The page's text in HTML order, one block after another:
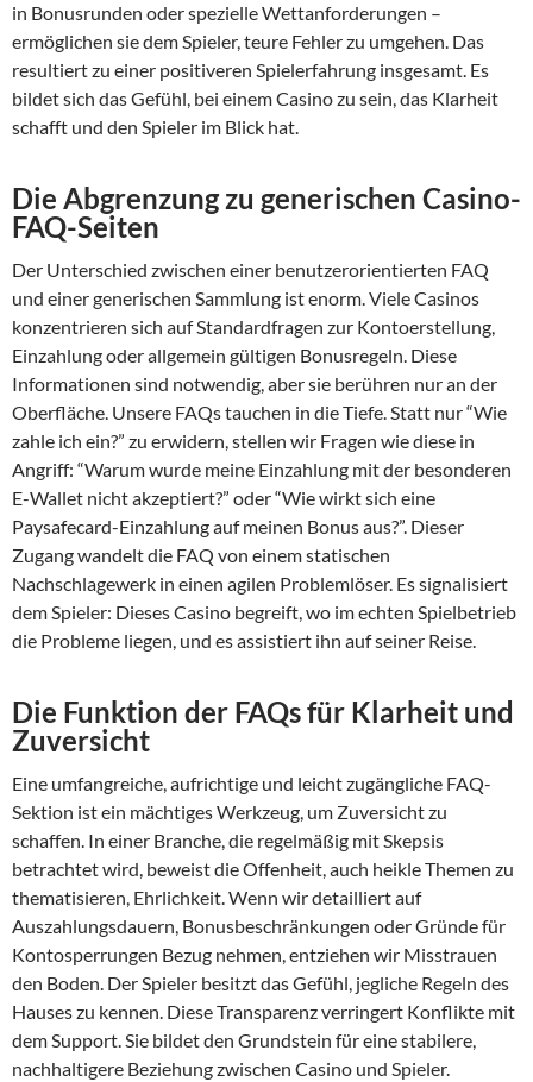
in Bonusrunden oder spezielle Wettanforderungen –
ermöglichen sie dem Spieler, teure Fehler zu umgehen. Das
resultiert zu einer positiveren Spielerfahrung insgesamt. Es
bildet sich das Gefühl, bei einem Casino zu sein, das Klarheit
schafft und den Spieler im Blick hat.
Die Abgrenzung zu generischen Casino-
FAQ-Seiten
Der Unterschied zwischen einer benutzerorientierten FAQ
und einer generischen Sammlung ist enorm. Viele Casinos
konzentrieren sich auf Standardfragen zur Kontoerstellung,
Einzahlung oder allgemein gültigen Bonusregeln. Diese
Informationen sind notwendig, aber sie berühren nur an der
Oberfläche. Unsere FAQs tauchen in die Tiefe. Statt nur “Wie
zahle ich ein?” zu erwidern, stellen wir Fragen wie diese in
Angriff: “Warum wurde meine Einzahlung mit der besonderen
E-Wallet nicht akzeptiert?” oder “Wie wirkt sich eine
Paysafecard-Einzahlung auf meinen Bonus aus?”. Dieser
Zugang wandelt die FAQ von einem statischen
Nachschlagewerk in einen agilen Problemlöser. Es signalisiert
dem Spieler: Dieses Casino begreift, wo im echten Spielbetrieb
die Probleme liegen, und es assistiert ihn auf seiner Reise.
Die Funktion der FAQs für Klarheit und
Zuversicht
Eine umfangreiche, aufrichtige und leicht zugängliche FAQ-
Sektion ist ein mächtiges Werkzeug, um Zuversicht zu
schaffen. In einer Branche, die regelmäßig mit Skepsis
betrachtet wird, beweist die Offenheit, auch heikle Themen zu
thematisieren, Ehrlichkeit. Wenn wir detailliert auf
Auszahlungsdauern, Bonusbeschränkungen oder Gründe für
Kontosperrungen Bezug nehmen, entziehen wir Misstrauen
den Boden. Der Spieler besitzt das Gefühl, jegliche Regeln des
Hauses zu kennen. Diese Transparenz verringert Konflikte mit
dem Support. Sie bildet den Grundstein für eine stabilere,
nachhaltigere Beziehung zwischen Casino und Spieler.